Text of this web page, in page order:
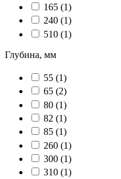
165 (1)
240 (1)
510 (1)
Глубина, мм
55 (1)
65 (2)
80 (1)
82 (1)
85 (1)
260 (1)
300 (1)
310 (1)